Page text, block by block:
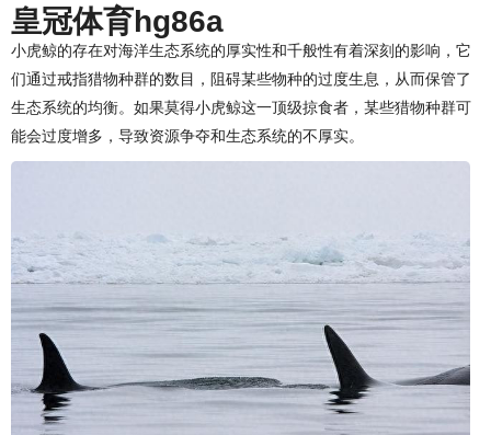
皇冠体育hg86a
小虎鲸的存在对海洋生态系统的厚实性和千般性有着深刻的影响，它
们通过戒指猎物种群的数目，阻碍某些物种的过度生息，从而保管了
生态系统的均衡。如果莫得小虎鲸这一顶级掠食者，某些猎物种群可
能会过度增多，导致资源争夺和生态系统的不厚实。